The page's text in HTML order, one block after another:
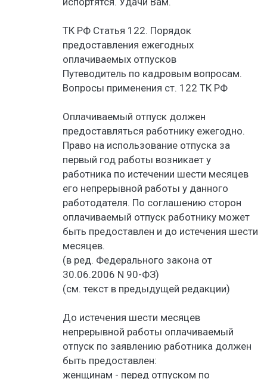
ТК РФ Статья 122. Порядок
предоставления ежегодных
оплачиваемых отпусков
Путеводитель по кадровым вопросам.
Вопросы применения ст. 122 ТК РФ
Оплачиваемый отпуск должен
предоставляться работнику ежегодно.
Право на использование отпуска за
первый год работы возникает у
работника по истечении шести месяцев
его непрерывной работы у данного
работодателя. По соглашению сторон
оплачиваемый отпуск работнику может
быть предоставлен и до истечения шести
месяцев.
(в ред. Федерального закона от
30.06.2006 N 90-ФЗ)
(см. текст в предыдущей редакции)
До истечения шести месяцев
непрерывной работы оплачиваемый
отпуск по заявлению работника должен
быть предоставлен:
женщинам - перед отпуском по